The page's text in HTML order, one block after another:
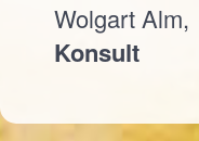
Wolgart Alm,
Konsult